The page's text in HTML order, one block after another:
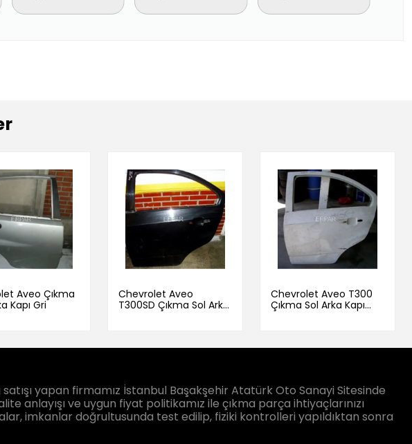
Aveo Çıkma
Kapı Gri
Chevrolet Aveo
T300SD Çıkma Sol Arka
Kapı Siyah
Chevrolet Aveo T300
Çıkma Sol Arka Kapı
Beyaz
yapan firmamız İstanbul Başakşehir Atatürk Oto Sanayi Sitesinde
anlayışı ve uygun fiyat politikamız ile çıkma parça ihtiyaçlarınızı
imkanlar doğrultusunda test edilip, fiziki kontrolleri yapıldıktan sonra